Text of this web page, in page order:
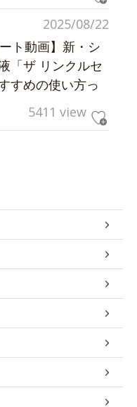
2025/08/22
ト動画】新・シ
「ザ リンクルセ
すめの使い方っ
5411 view